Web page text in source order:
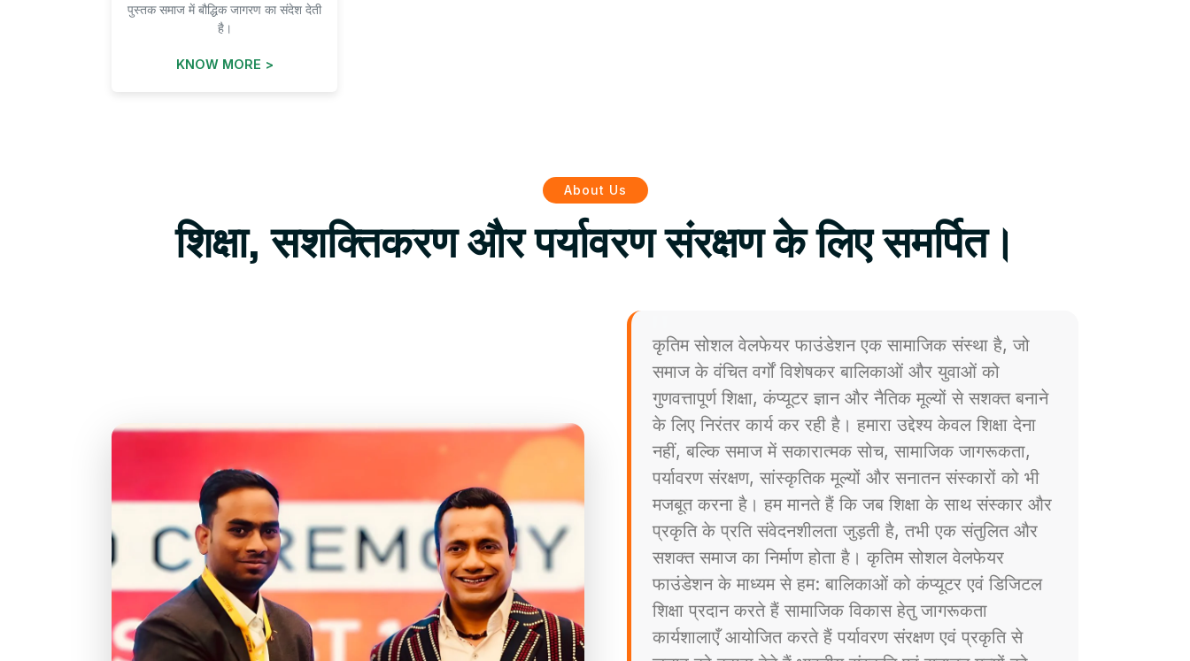
पुस्तक समाज में बौद्धिक जागरण का संदेश देती
है।
KNOW MORE >
About Us
शिक्षा, सशक्तिकरण और पर्यावरण संरक्षण के लिए समर्पित।
कृतिम सोशल वेलफेयर फाउंडेशन एक सामाजिक संस्था है, जो
समाज के वंचित वर्गों विशेषकर बालिकाओं और युवाओं को
गुणवत्तापूर्ण शिक्षा, कंप्यूटर ज्ञान और नैतिक मूल्यों से सशक्त बनाने
के लिए निरंतर कार्य कर रही है। हमारा उद्देश्य केवल शिक्षा देना
नहीं, बल्कि समाज में सकारात्मक सोच, सामाजिक जागरूकता,
पर्यावरण संरक्षण, सांस्कृतिक मूल्यों और सनातन संस्कारों को भी
मजबूत करना है। हम मानते हैं कि जब शिक्षा के साथ संस्कार और
प्रकृति के प्रति संवेदनशीलता जुड़ती है, तभी एक संतुलित और
सशक्त समाज का निर्माण होता है। कृतिम सोशल वेलफेयर
फाउंडेशन के माध्यम से हम: बालिकाओं को कंप्यूटर एवं डिजिटल
शिक्षा प्रदान करते हैं सामाजिक विकास हेतु जागरूकता
कार्यशालाएँ आयोजित करते हैं पर्यावरण संरक्षण एवं प्रकृति से